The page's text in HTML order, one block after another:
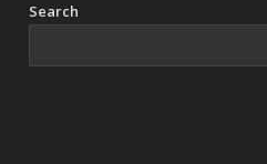
Search